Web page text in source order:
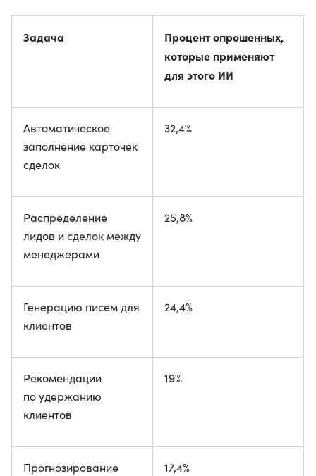
Задача
Процент опрошенных,
которые применяют
для этого ИИ
Автоматическое
заполнение карточек
сделок
32,4%
Распределение
лидов и сделок между
менеджерами
25,8%
Генерацию писем для
клиентов
24,4%
Рекомендации
по удержанию
клиентов
19%
Прогнозирование
17,4%